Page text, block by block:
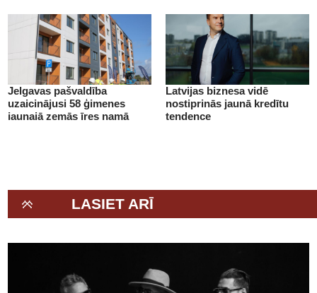
Jelgavas pašvaldība
uzaicinājusi 58 ģimenes
jaunajā zemās īres namā
Latvijas biznesa vidē
nostiprinās jaunā kredītu
tendence
LASIET ARĪ